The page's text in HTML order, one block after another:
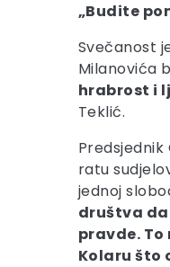
„Budite
Svečanost
Milanovića
hrabrost i
Teklić.
ratu
jednoj
društva
pravde.
Kolaru što